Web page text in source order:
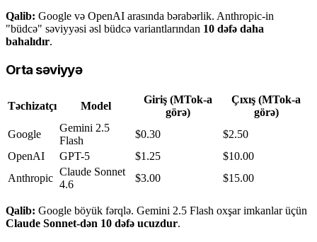
Qalib: Google və OpenAI arasında bərabərlik. Anthropic-in
"büdcə" səviyyəsi əsl büdcə variantlarından 10 dəfə daha
bahalıdır.
Orta səviyyə
Təchizatçı Model
Giriş (MTok-a
görə)
Çıxış (MTok-a
görə)
Google
Gemini 2.5
Flash
$0.30
$2.50
OpenAI
GPT-5 $1.25
$10.00
Anthropic
Claude Sonnet
4.6
$3.00 $15.00
Qalib: Google böyük fərqlə. Gemini 2.5 Flash oxşar imkanlar üçün
Claude Sonnet-dən 10 dəfə ucuzdur.